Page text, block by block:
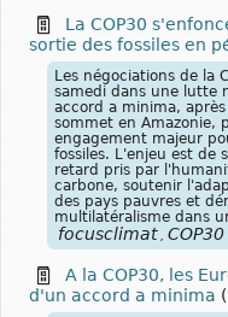
La COP30
sortie des fossiles en
Les négociations de la
samedi dans une lutte
accord a minima,
sommet en Amazonie,
engagement majeur
fossiles. L'enjeu est de
retard pris par
carbone, soutenir
des pays pauvres et
multilatéralisme dans
focusclimat COP30
A la COP30, les
d'un accord a minima